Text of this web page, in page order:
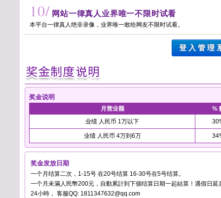
10/ 网站一律真人业界唯一不限时试看
本平台一律真人绝非录像，业界唯一敢给网友不限时试看。
登 入 管 理
奖金说明
月营业额
%
业绩 人民币 1万以下
业绩 人民币 4万到6万
奖金发放日期
一个月结算二次，1-15号 在20号结算 16-30号在5号结算。
一个月未滿人民幣200元，自動累計到下個结算日期一起結算！遇假日延
24小時， 客服QQ: 1811347632@qq.com